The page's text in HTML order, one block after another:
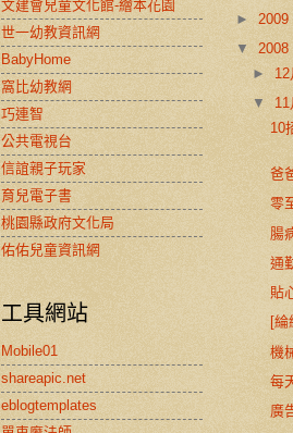
文建會兒童文化館-繪本花園
世一幼教資訊網
BabyHome
窩比幼教網
巧連智
公共電視台
信誼親子玩家
育兒電子書
桃園縣政府文化局
佑佑兒童資訊網
工具網站
Mobile01
shareapic.net
eblogtemplates
► 2009
▼ 2008
►
▼
10
爸
零
腸
通
貼
[綸
機
每
廣